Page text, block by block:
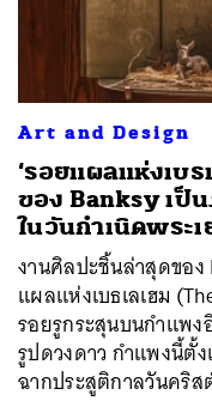
Art and Design
‘รอยแผลแห่งเบ
ของ Banksy เป็
ในวันกำเนิดพระเ
งานศิลปะชิ้นล่าสุดขอ
แผลแห่งเบธเลเฮม
รอยรูกระสุนบนกำแพง
รูปดวงดาว กำแพงนี้ตั้
ฉากประสูติกาลวันคริ